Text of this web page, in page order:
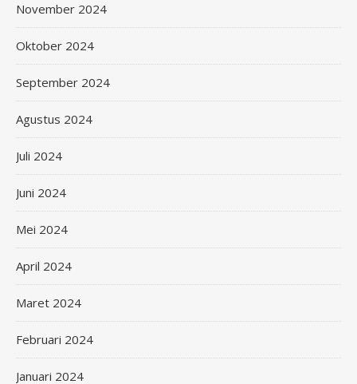
November 2024
Oktober 2024
September 2024
Agustus 2024
Juli 2024
Juni 2024
Mei 2024
April 2024
Maret 2024
Februari 2024
Januari 2024